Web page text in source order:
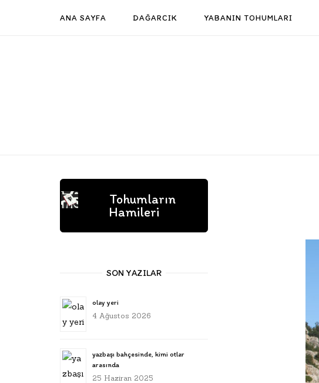
ANA SAYFA DAĞARCIK YABANIN TOHUMLARI
Tohumların
Hamileri
SON YAZILAR
olay yeri
4 Ağustos 2026
yazbaşı bahçesinde, kimi otlar
arasında
25 Haziran 2025